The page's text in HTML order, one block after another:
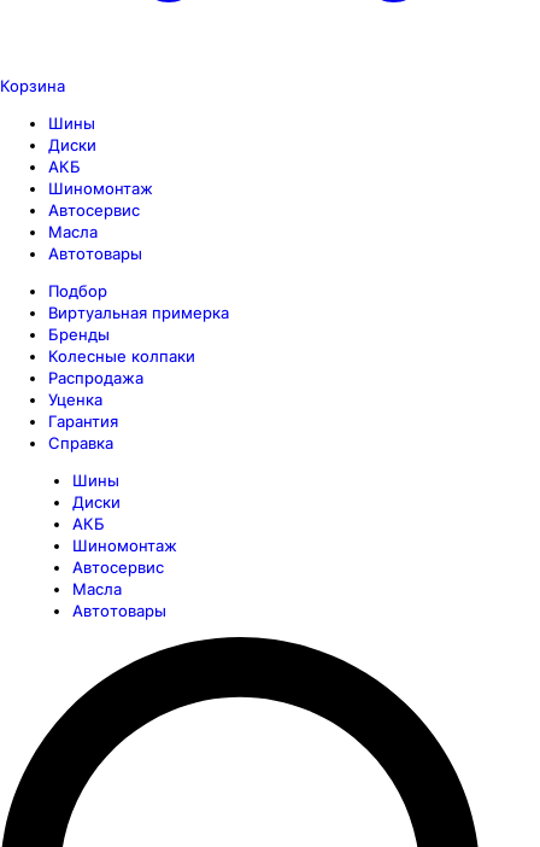
Корзина
Шины
Диски
АКБ
Шиномонтаж
Автосервис
Масла
Автотовары
Подбор
Виртуальная примерка
Бренды
Колесные колпаки
Распродажа
Уценка
Гарантия
Справка
Шины
Диски
АКБ
Шиномонтаж
Автосервис
Масла
Автотовары